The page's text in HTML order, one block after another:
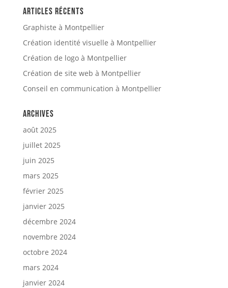
Articles récents
Graphiste à Montpellier
Création identité visuelle à Montpellier
Création de logo à Montpellier
Création de site web à Montpellier
Conseil en communication à Montpellier
Archives
août 2025
juillet 2025
juin 2025
mars 2025
février 2025
janvier 2025
décembre 2024
novembre 2024
octobre 2024
mars 2024
janvier 2024